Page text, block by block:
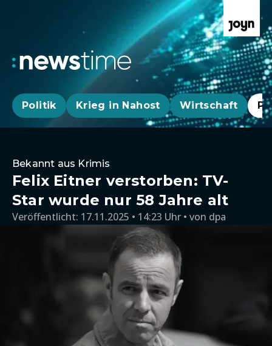
Politik Krieg in Nahost Wirtschaft
Bekannt aus Krimis
Felix Eitner verstorben: TV-
Star wurde nur 58 Jahre alt
Veröffentlicht: 17.11.2025 • 14:23 Uhr von dpa